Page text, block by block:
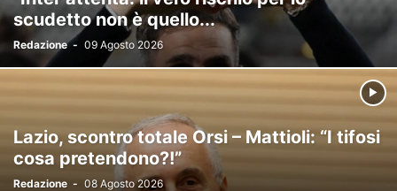
scudetto non è quello...
Redazione - 09 Agosto 2026
Lazio, scontro totale Orsi – Mattioli: “I tifosi
cosa pretendono?!”
Redazione - 08 Agosto 2026